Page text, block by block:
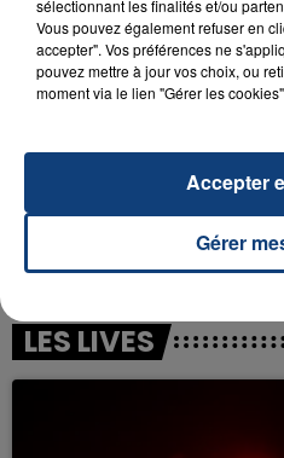
LES LIVES
sélectionnant les finalités et/ou
Vous pouvez également refuser en
accepter". Vos préférences ne
pouvez mettre à jour vos choix, ou
moment via le lien "Gérer les
Gérer
Accepter